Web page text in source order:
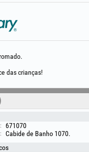
das crianças!
671070
Cabide de Banho 1070.